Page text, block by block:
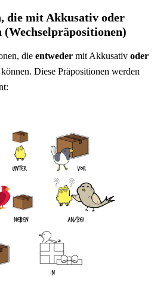
die mit Akkusativ oder
die entweder mit Akkusativ oder
Diese Präpositionen werden